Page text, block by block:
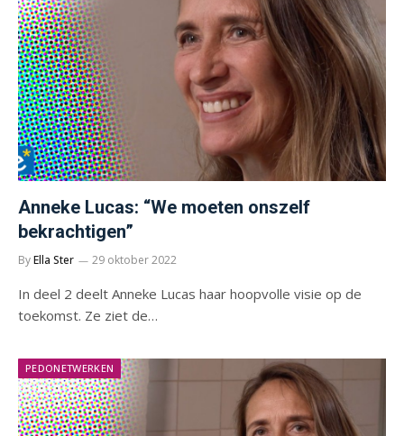
Anneke Lucas: “We moeten onszelf
bekrachtigen”
ByElla Ster 29 oktober 2022
In deel 2 deelt Anneke Lucas haar hoopvolle visie op de
toekomst. Ze ziet de…
PEDONETWERKEN